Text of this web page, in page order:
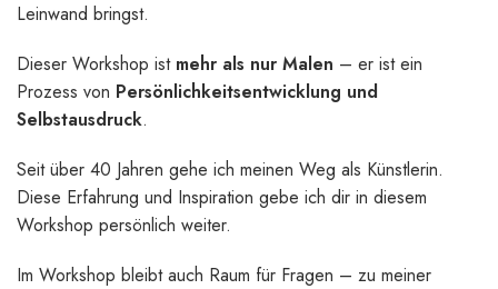
Leinwand bringst.
Dieser Workshop ist mehr als nur Malen – er ist ein
Prozess von Persönlichkeitsentwicklung und
Selbstausdruck.
Seit über 40 Jahren gehe ich meinen Weg als Künstlerin.
Diese Erfahrung und Inspiration gebe ich dir in diesem
Workshop persönlich weiter.
Im Workshop bleibt auch Raum für Fragen – zu meiner